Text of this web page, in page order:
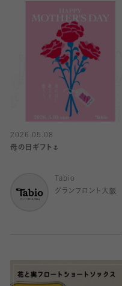
2026.05.08
母の日ギフト🌷
Tabio
グランフロント大阪